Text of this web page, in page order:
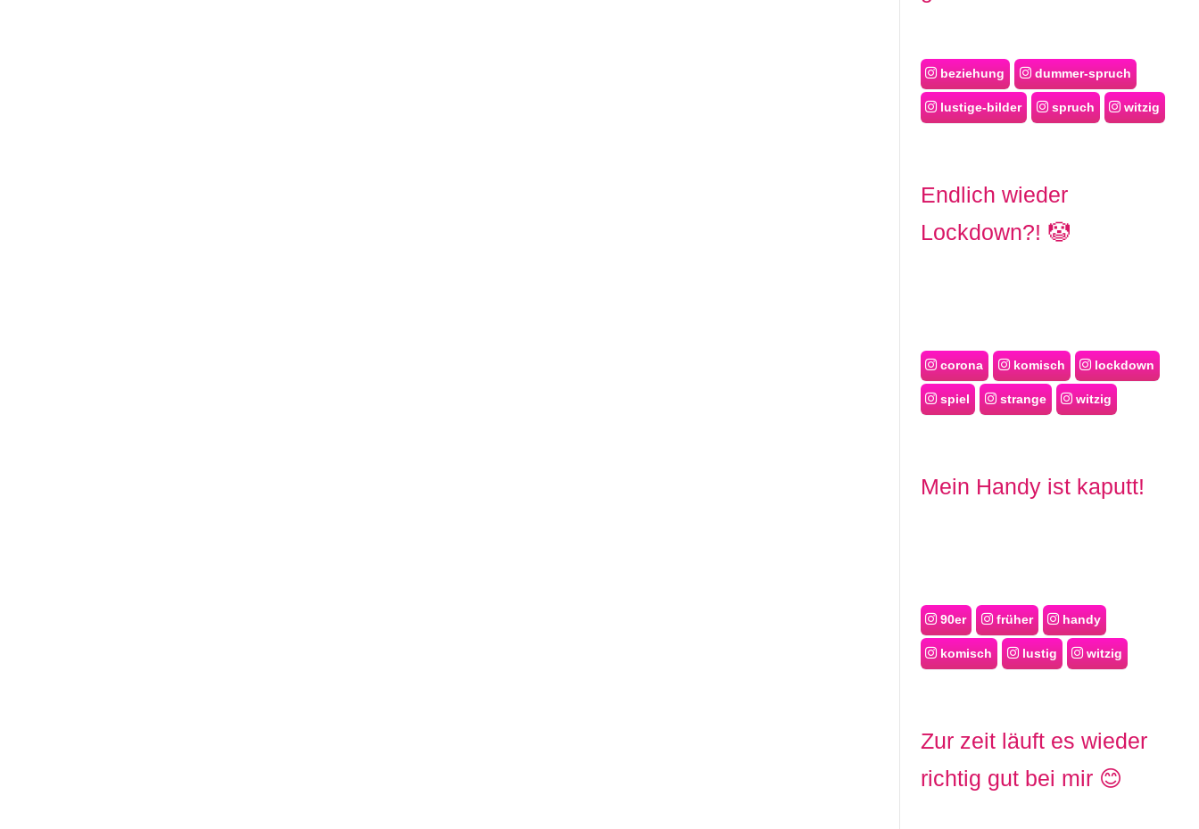
beziehung dummer-spruch
lustige-bilder spruch witzig
Endlich wieder
Lockdown?! 🤡
corona komisch lockdown
spiel strange witzig
Mein Handy ist kaputt!
90er früher handy
komisch lustig witzig
Zur zeit läuft es wieder
richtig gut bei mir 😊